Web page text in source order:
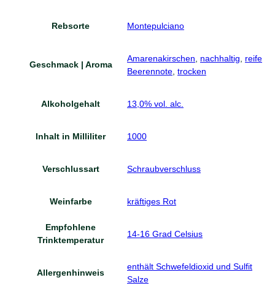
Rebsorte Montepulciano
Geschmack | Aroma
Amarenakirschen, nachhaltig, reife
Beerennote, trocken
Alkoholgehalt 13,0% vol. alc.
Inhalt in Milliliter 1000
Verschlussart Schraubverschluss
Weinfarbe kräftiges Rot
Empfohlene
Trinktemperatur
14-16 Grad Celsius
Allergenhinweis
enthält Schwefeldioxid und Sulfit
Salze